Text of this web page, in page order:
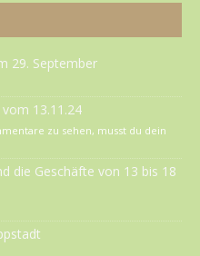
29. September
13.11.24
zu sehen, musst du dein
die Geschäfte von 13 bis 18